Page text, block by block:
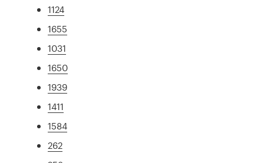
1124
1655
1031
1650
1939
1411
1584
262